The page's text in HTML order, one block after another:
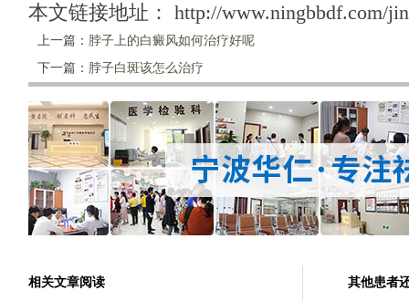
本文链接地址： http://www.ningbbdf.com/
上一篇： 脖子上的白癜风如何治疗好呢
下一篇： 脖子白斑该怎么治疗
相关文章阅读 其他患者